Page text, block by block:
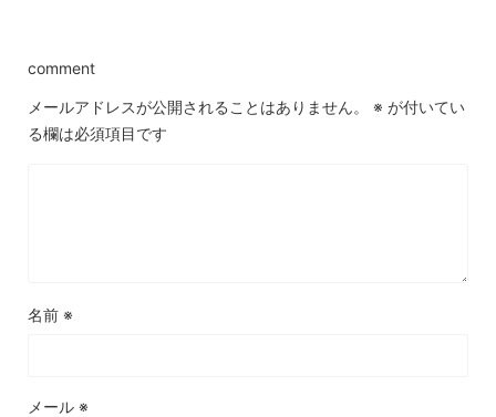
comment
メールアドレスが公開されることはありません。 ※ が付いてい
る欄は必須項目です
名前 ※
メール ※